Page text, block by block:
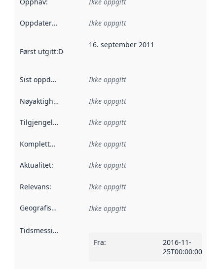
Oppdateringsfrekvens :
Ikke oppgitt
Først utgitt:Denne datoen sier når dataene i dette
16. september 2011
Sist oppdatert Ikke oppgitt
Nøyaktighet Ikke oppgitt
Tilgjengelighet Ikke oppgitt
Kompletthet Ikke oppgitt
Aktualitet: Ikke oppgitt
Relevans: Ikke oppgitt
Geografisk avgrensning :
Ikke oppgitt
Tidsmessig avgrensning
Fra:
2016-11-
25T00:00:00Z